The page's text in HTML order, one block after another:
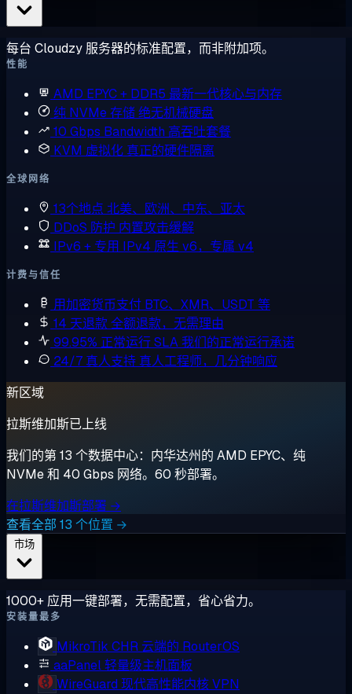
每台 Cloudzy 服务器的标准配置，而非附加项。
性能
AMD EPYC + DDR5 最新一代核心与内存
纯 NVMe 存储绝无机械硬盘
10 Gbps Bandwidth 高吞吐套餐
KVM 虚拟化 真正的硬件隔离
全球网络
13个地点 北美、欧洲、中东、亚太
DDoS 防护 内置攻击缓解
IPv6 + 专用 IPv4 原生 v6，专属 v4
计费与信任
用加密货币支付 BTC、XMR、USDT 等
14 天退款全额退款，无需理由
99.95% 正常运行 SLA我们的正常运行承诺
24/7 真人支持 真人工程师，几分钟响应
新区域
拉斯维加斯已上线
我们的第 13 个数据中心：内华达州的 AMD EPYC、纯
NVMe 和 40 Gbps 网络。60 秒部署。
在拉斯维加斯部署 →
查看全部 13 个位置 →
1000+ 应用一键部署，无需配置，省心省力。
安装量最多
MikroTik CHR 云端的 RouterOS
aaPanel轻量级主机面板
WireGuard 现代高性能内核 VPN